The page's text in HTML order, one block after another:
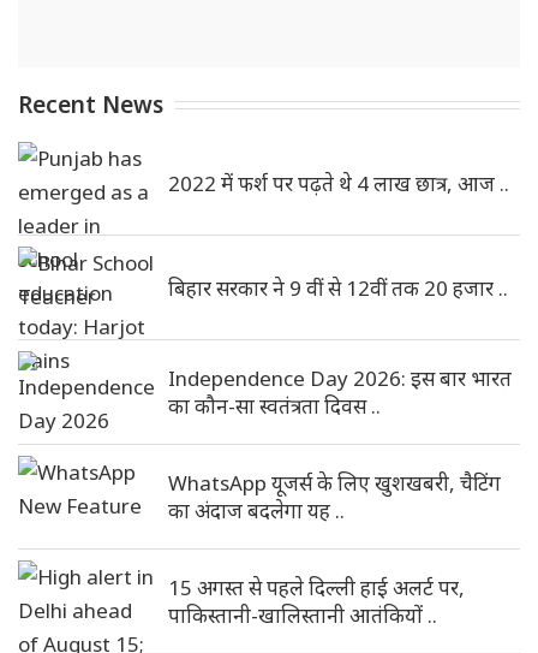
Recent News
2022 में फर्श पर पढ़ते थे 4 लाख छात्र, आज ..
बिहार सरकार ने 9 वीं से 12वीं तक 20 हजार ..
Independence Day 2026: इस बार भारत
का कौन-सा स्वतंत्रता दिवस ..
WhatsApp यूजर्स के लिए खुशखबरी, चैटिंग
का अंदाज बदलेगा यह ..
15 अगस्त से पहले दिल्ली हाई अलर्ट पर,
पाकिस्तानी-खालिस्तानी आतंकियों ..